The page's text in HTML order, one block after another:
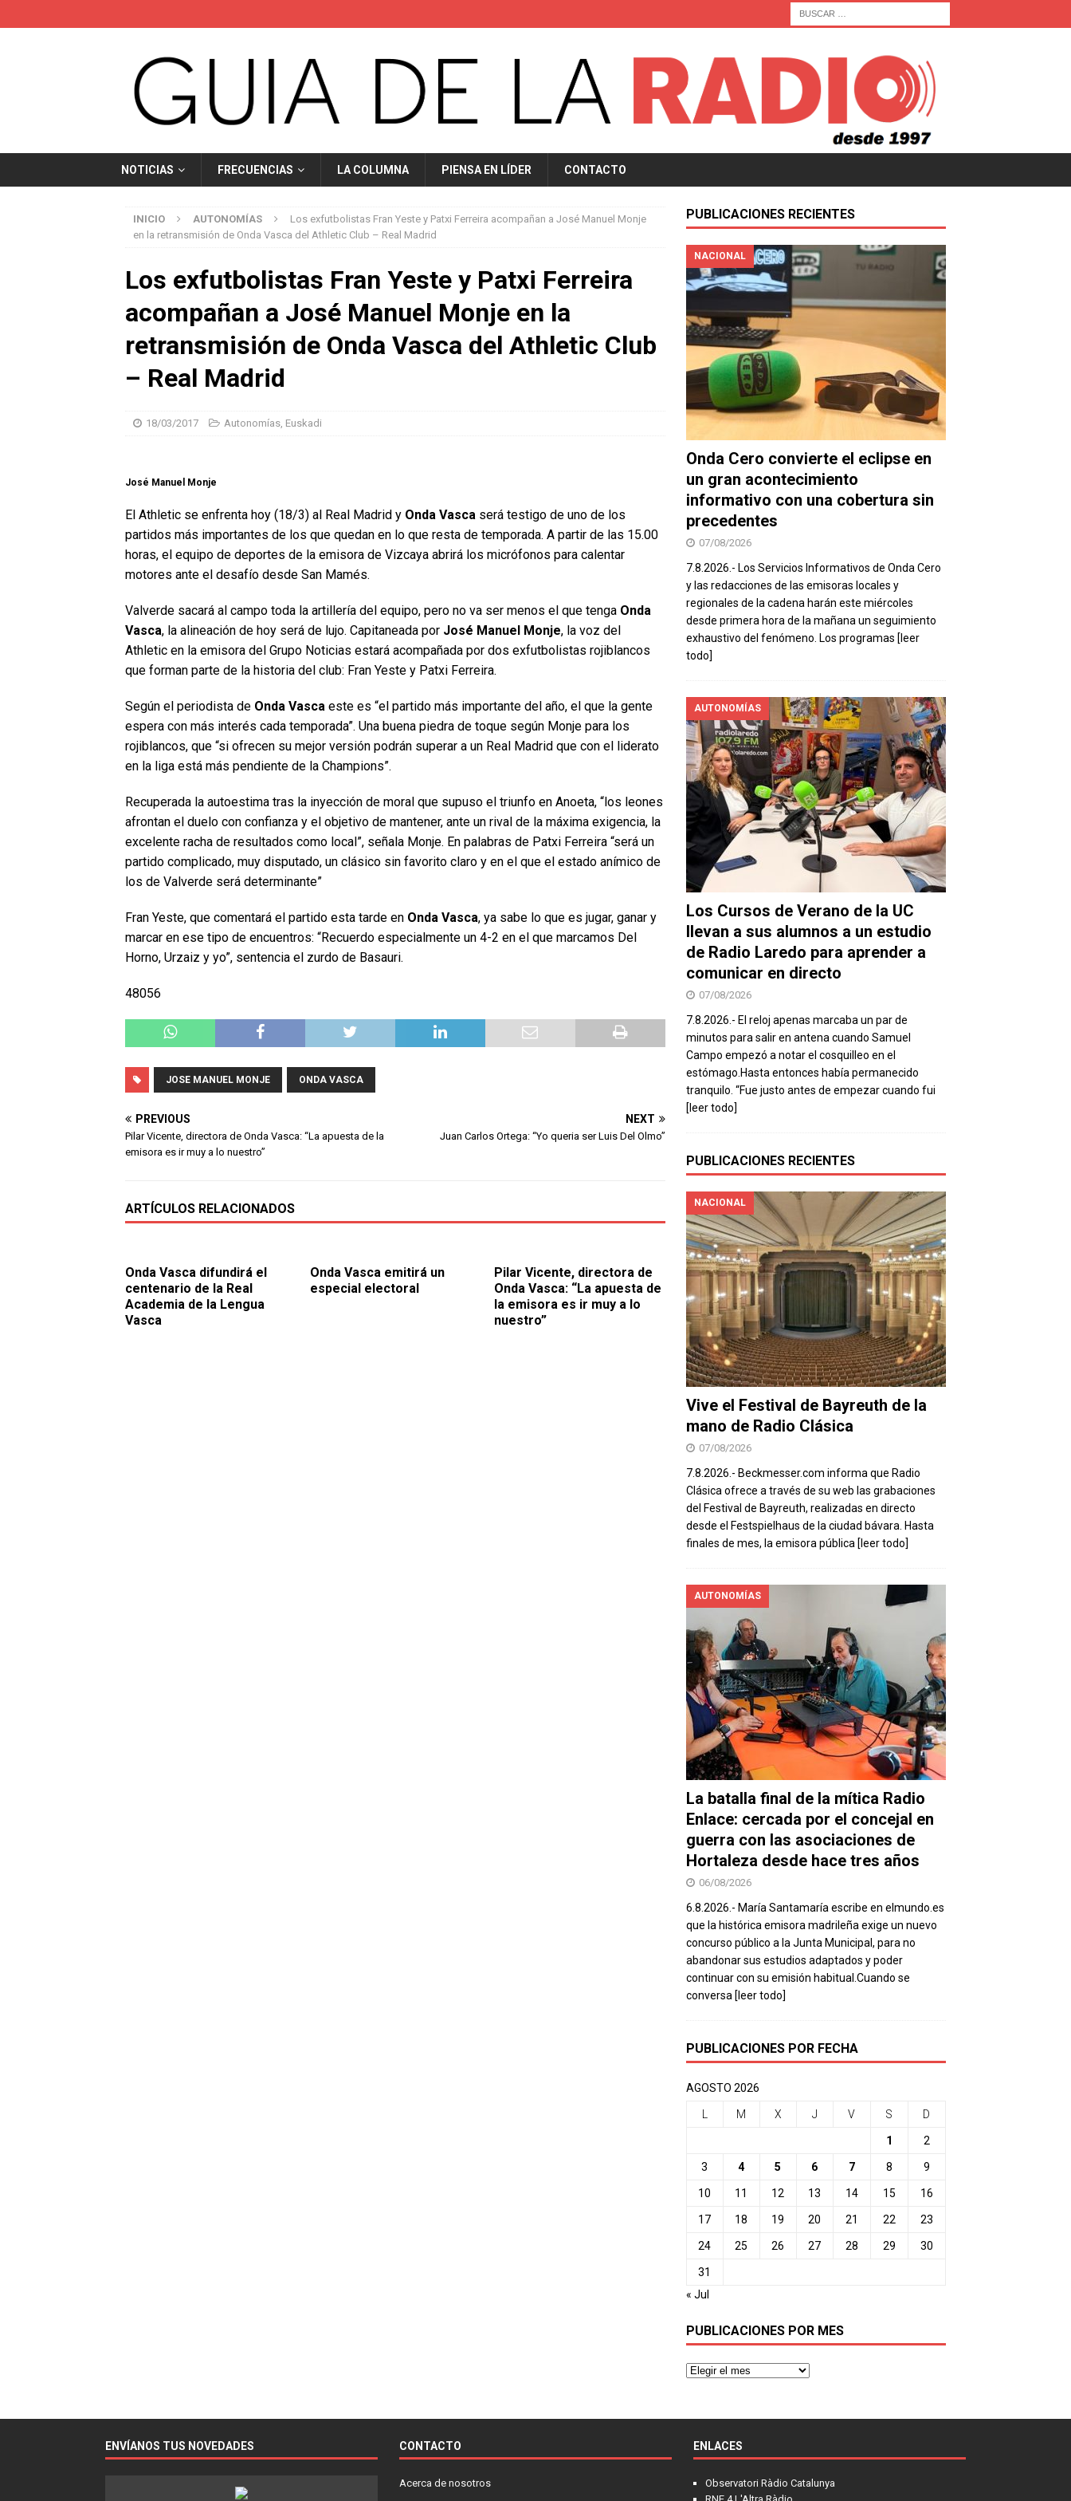
NOTICIAS FRECUENCIAS LA COLUMNA PIENSA EN LÍDER CONTACTO
INICIO AUTONOMÍAS
Los exfutbolistas Fran Yeste y Patxi Ferreira acompañan a José Manuel Monje
en la retransmisión de Onda Vasca del Athletic Club – Real Madrid
Los exfutbolistas Fran Yeste y Patxi Ferreira
acompañan a José Manuel Monje en la
retransmisión de Onda Vasca del Athletic Club
– Real Madrid
18/03/2017 Autonomías Euskadi
José Manuel Monje
El Athletic se enfrenta hoy (18/3) al Real Madrid y Onda Vasca será testigo de uno de los
partidos más importantes de los que quedan en lo que resta de temporada. A partir de las 15.00
horas, el equipo de deportes de la emisora de Vizcaya abrirá los micrófonos para calentar
motores ante el desafío desde San Mamés.
Valverde sacará al campo toda la artillería del equipo, pero no va ser menos el que tenga Onda
Vasca, la alineación de hoy será de lujo. Capitaneada por José Manuel Monje, la voz del
Athletic en la emisora del Grupo Noticias estará acompañada por dos exfutbolistas rojiblancos
que forman parte de la historia del club: Fran Yeste y Patxi Ferreira.
Según el periodista de Onda Vasca este es “el partido más importante del año, el que la gente
espera con más interés cada temporada”. Una buena piedra de toque según Monje para los
rojiblancos, que “si ofrecen su mejor versión podrán superar a un Real Madrid que con el liderato
en la liga está más pendiente de la Champions”.
Recuperada la autoestima tras la inyección de moral que supuso el triunfo en Anoeta, “los leones
afrontan el duelo con confianza y el objetivo de mantener, ante un rival de la máxima exigencia, la
excelente racha de resultados como local”, señala Monje. En palabras de Patxi Ferreira “será un
partido complicado, muy disputado, un clásico sin favorito claro y en el que el estado anímico de
los de Valverde será determinante”
Fran Yeste, que comentará el partido esta tarde en Onda Vasca, ya sabe lo que es jugar, ganar y
marcar en ese tipo de encuentros: “Recuerdo especialmente un 4-2 en el que marcamos Del
Horno, Urzaiz y yo”, sentencia el zurdo de Basauri.
48056
JOSE MANUEL MONJE ONDA VASCA
PREVIOUS
Pilar Vicente, directora de Onda Vasca: “La apuesta de la
emisora es ir muy a lo nuestro”
NEXT
Juan Carlos Ortega: “Yo queria ser Luis Del Olmo”
ARTÍCULOS RELACIONADOS
Onda Vasca difundirá el
centenario de la Real
Academia de la Lengua
Vasca
Onda Vasca emitirá un
especial electoral
Pilar Vicente, directora de
Onda Vasca: “La apuesta de
la emisora es ir muy a lo
nuestro”
PUBLICACIONES RECIENTES
NACIONAL
Onda Cero convierte el eclipse en
un gran acontecimiento
informativo con una cobertura sin
precedentes
07/08/2026
7.8.2026.- Los Servicios Informativos de Onda Cero
y las redacciones de las emisoras locales y
regionales de la cadena harán este miércoles
desde primera hora de la mañana un seguimiento
exhaustivo del fenómeno. Los programas [leer
todo]
AUTONOMÍAS
Los Cursos de Verano de la UC
llevan a sus alumnos a un estudio
de Radio Laredo para aprender a
comunicar en directo
07/08/2026
7.8.2026.- El reloj apenas marcaba un par de
minutos para salir en antena cuando Samuel
Campo empezó a notar el cosquilleo en el
estómago.Hasta entonces había permanecido
tranquilo. “Fue justo antes de empezar cuando fui
[leer todo]
PUBLICACIONES RECIENTES
NACIONAL
Vive el Festival de Bayreuth de la
mano de Radio Clásica
07/08/2026
7.8.2026.- Beckmesser.com informa que Radio
Clásica ofrece a través de su web las grabaciones
del Festival de Bayreuth, realizadas en directo
desde el Festspielhaus de la ciudad bávara. Hasta
finales de mes, la emisora pública [leer todo]
AUTONOMÍAS
La batalla final de la mítica Radio
Enlace: cercada por el concejal en
guerra con las asociaciones de
Hortaleza desde hace tres años
06/08/2026
6.8.2026.- María Santamaría escribe en elmundo.es
que la histórica emisora madrileña exige un nuevo
concurso público a la Junta Municipal, para no
abandonar sus estudios adaptados y poder
continuar con su emisión habitual.Cuando se
conversa [leer todo]
PUBLICACIONES POR FECHA
AGOSTO 2026
L M X J V S D
1 2
3 4 5 6 7 8 9
10 11 12 13 14 15 16
17 18 19 20 21 22 23
24 25 26 27 28 29 30
31
« Jul
PUBLICACIONES POR MES
ENVÍANOS TUS NOVEDADES CONTACTO
Acerca de nosotros
ENLACES
Observatori Ràdio Catalunya